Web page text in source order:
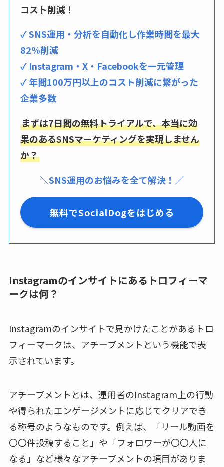
コスト削減！
✓ SNS運用・分析を自動化し作業時間を最大
82%削減
✓ Instagram・X・Facebookを一元管理
✓ 年間100万円以上のコスト削減に繋がった
企業多数
まずは7日間の無料トライアルで、本当に効
果のあるSNSマーケティングを実現しません
か？
＼SNS運用のお悩みを全て解決！／
無料でSocialDogをはじめる
Instagramのインサイトにあるトロフィーマ
ークは何？
Instagramのインサイトで見かけたことがあるトロ
フィーマークは、アチーブメントという機能で表
示されています。
アチーブメントとは、運用者のInstagram上の行動
や得られたエンゲージメントに応じてクリアでき
る称号のようなものです。例えば、「リール動画を
〇〇件投稿すること」や「フォロワーが〇〇人に
なる」など様々なアチーブメントの項目がありま